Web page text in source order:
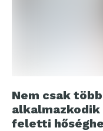
Nem csak
alkalmazkodik
feletti